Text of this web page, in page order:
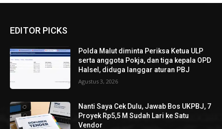
EDITOR PICKS
Polda Malut diminta Periksa Ketua ULP
serta anggota Pokja, dan tiga kepala OPD
Halsel, diduga langgar aturan PBJ
Agustus 3, 2026
Nanti Saya Cek Dulu, Jawab Bos UKPBJ, 7
Proyek Rp5,5 M Sudah Lari ke Satu
Vendor